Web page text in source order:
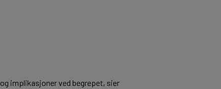
implikasjoner ved begrepet, sier